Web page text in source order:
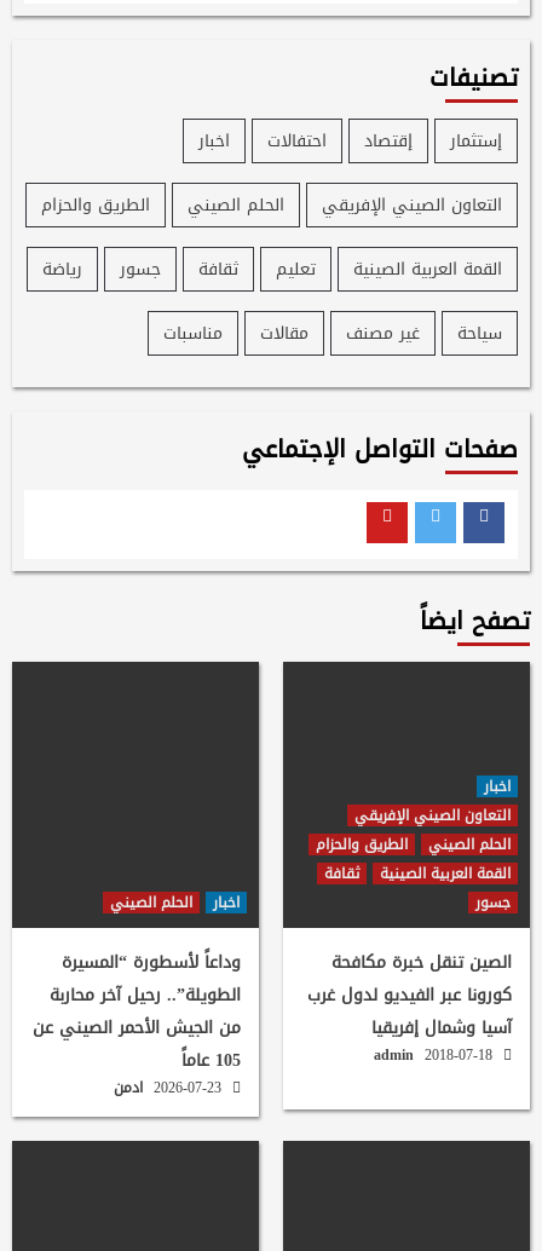
تصنيفات
إستثمار إقتصاد احتفالات
اخبار
التعاون الصيني الإفريقي
الحلم الصيني
الطريق والحزام
القمة العربية الصينية
تعليم ثقافة جسور
رياضة
سياحة
غير مصنف مقالات مناسبات
صفحات التواصل الإجتماعي
Facebook
Twitter
تصفح ايضاً
اخبار
التعاون الصيني الإفريقي
الحلم الصيني
الطريق والحزام
القمة العربية الصينية
ثقافة
جسور
الصين تنقل خبرة مكافحة
كورونا عبر الفيديو لدول غرب
آسيا وشمال إفريقيا
admin
اخبار الحلم الصيني
وداعاً لأسطورة “المسيرة
الطويلة”.. رحيل آخر محاربة
من الجيش الأحمر الصيني عن
105 عاماً
ادمن